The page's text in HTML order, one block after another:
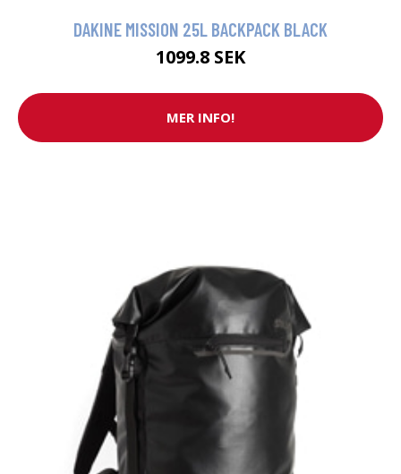
DAKINE MISSION 25L BACKPACK BLACK
1099.8 SEK
MER INFO!